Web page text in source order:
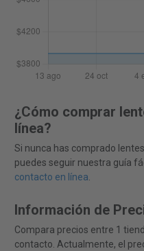
¿Cómo comprar
línea?
Si nunca has comprado
puedes seguir nuestra guía
contacto en línea.
Información de
Compara precios entre 1
contacto. Actualmente, el